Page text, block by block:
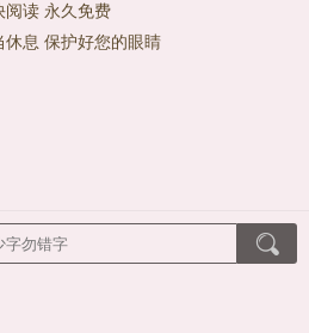
阅读 永久免费
休息 保护好您的眼睛